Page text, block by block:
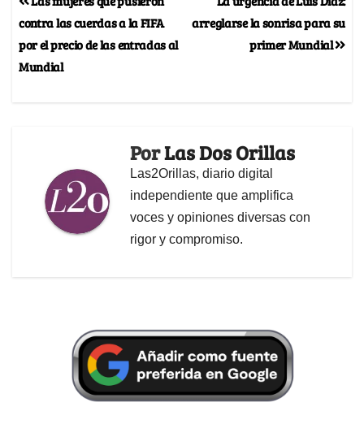
arreglarse la sonrisa para su
primer Mundial
contra las cuerdas a la FIFA
por el precio de las entradas al
Mundial
PorLas Dos Orillas
Las2Orillas, diario digital
independiente que amplifica
voces y opiniones diversas con
rigor y compromiso.